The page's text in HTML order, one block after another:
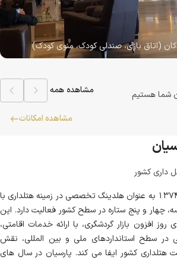
شما هستیم مشاهده همه
مشاهده امکانات
داری کشور
هتل های پارسیان از سال ۱۳۷۴ به عنوان هلدینگ تخصصی در زمینه هتلداری با
داشتن ۲۰ هتل سه، چهار و پنج ستاره در سطح کشور فعالیت دارد. این
افزون بازار گردشگری، با ارائه خدمات اقامتی،
در سطح استانداردهای ملی و بین المللی، نقش
هتلداری کشور ایفا می کند. پارسیان در سال های